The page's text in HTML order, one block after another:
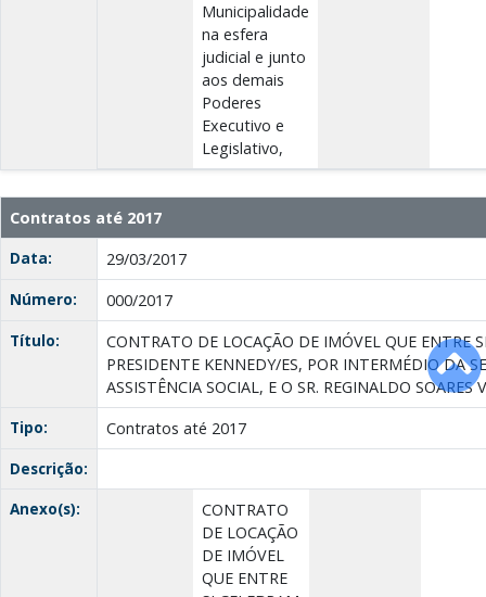
Municipalidade
na esfera
judicial e junto
aos demais
Poderes
Executivo e
Legislativo,
Contratos até 2017
Data:
29/03/2017
Número:
000/2017
Título:
CONTRATO DE LOCAÇÃO DE IMÓVEL QUE ENTRE
PRESIDENTE KENNEDY/ES, POR INTERMÉDIO DA
ASSISTÊNCIA SOCIAL, E O SR. REGINALDO SOARES
Tipo:
Contratos até 2017
Descrição:
Anexo(s):
CONTRATO
DE LOCAÇÃO
DE IMÓVEL
QUE ENTRE